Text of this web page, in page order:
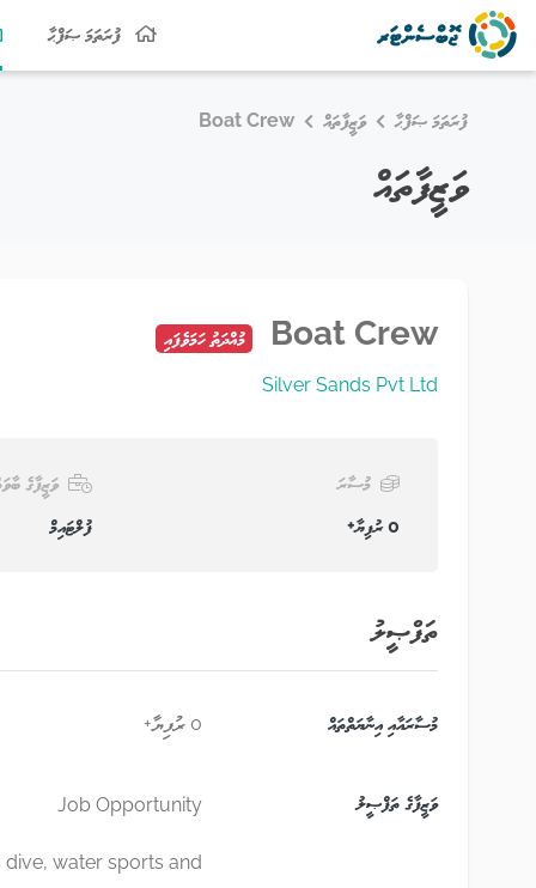
ފުރަތަމަ ޞަފްޙާ
ފުރަތަމަ ޞަފްޙާ ވަޒީފާތައް Boat Crew
ވަޒީފާތައް
Boat Crew މުއްދަތު ހަމަވެފައި
Silver Sands Pvt Ltd
މުސާރަ
0 ރުފިޔާ+
ވަޒީފާގެ
ފުލްޓައިމް
ތަފްޞީލު
މުސާރައާއި އިނާޔަތްތައް 0 ރުފިޔާ+
ވަޒީފާގެ ތަފްޞީލު Job Opportunity
water sports and